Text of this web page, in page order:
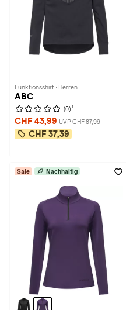
Funktionsshirt · Herren
ABC
(0) 1
CHF 43,99 UVP CHF 87,99
CHF 37,39
Sale Nachhaltig